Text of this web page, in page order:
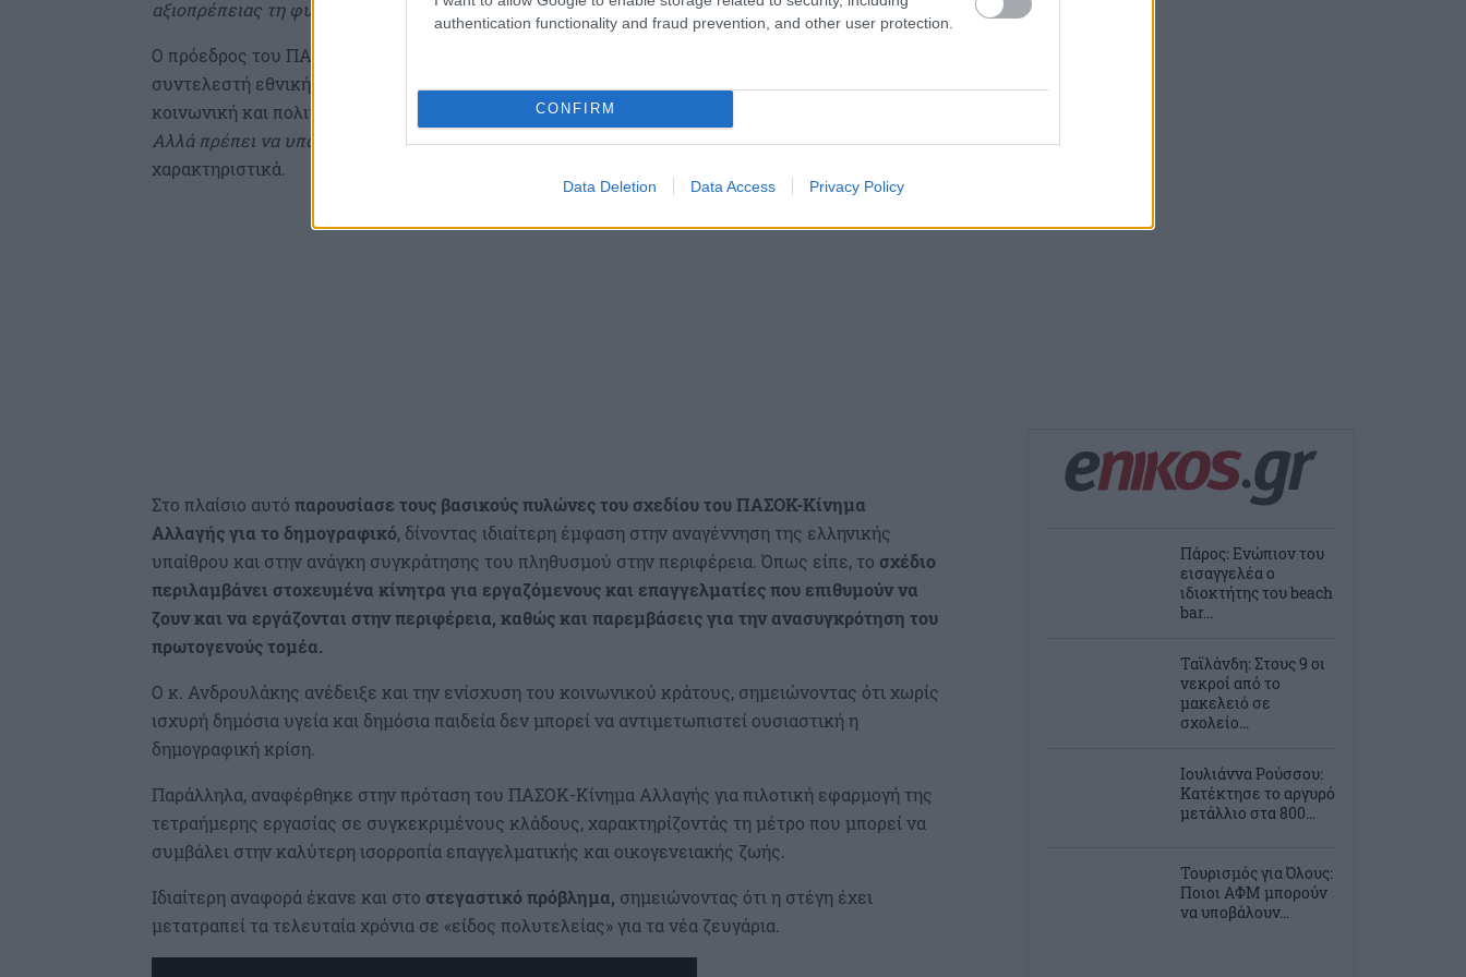
authentication functionality and fraud prevention, and other user protection.
CONFIRM
Data Deletion Data Access Privacy Policy
αξιοπρέπειας τη φυγή στο εξωτερικό», σημείωσε ο ίδιος.
Ο πρόεδρος του ΠΑΣΟΚ – Κινήματος Αλλαγής χαρακτήρισε το δημογραφικό «βασικό
συντελεστή εθνικής ισχύος», υπογραμμίζοντας ότι συνδέεται άμεσα με την παραγωγική,
κοινωνική και πολιτισμική αναγέννηση της χώρας. «Καλά είναι τα εξοπλιστικά και οι υποδομές.
Αλλά πρέπει να υπάρχουν άνθρωποι, νέοι και παραγωγικές ηλικίες στη χώρα», ανάφερε
χαρακτηριστικά.
Στο πλαίσιο αυτό παρουσίασε τους βασικούς πυλώνες του σχεδίου του ΠΑΣΟΚ-Κίνημα
Αλλαγής για το δημογραφικό, δίνοντας ιδιαίτερη έμφαση στην αναγέννηση της ελληνικής
υπαίθρου και στην ανάγκη συγκράτησης του πληθυσμού στην περιφέρεια. Όπως είπε, το σχέδιο
περιλαμβάνει στοχευμένα κίνητρα για εργαζόμενους και επαγγελματίες που επιθυμούν να
ζουν και να εργάζονται στην περιφέρεια, καθώς και παρεμβάσεις για την ανασυγκρότηση του
πρωτογενούς τομέα.
Ο κ. Ανδρουλάκης ανέδειξε και την ενίσχυση του κοινωνικού κράτους, σημειώνοντας ότι χωρίς
ισχυρή δημόσια υγεία και δημόσια παιδεία δεν μπορεί να αντιμετωπιστεί ουσιαστική η
δημογραφική κρίση.
Παράλληλα, αναφέρθηκε στην πρόταση του ΠΑΣΟΚ-Κίνημα Αλλαγής για πιλοτική εφαρμογή της
τετραήμερης εργασίας σε συγκεκριμένους κλάδους, χαρακτηρίζοντάς τη μέτρο που μπορεί να
συμβάλει στην καλύτερη ισορροπία επαγγελματικής και οικογενειακής ζωής.
Ιδιαίτερη αναφορά έκανε και στο στεγαστικό πρόβλημα, σημειώνοντας ότι η στέγη έχει
μετατραπεί τα τελευταία χρόνια σε «είδος πολυτελείας» για τα νέα ζευγάρια.
Πάρος: Ενώπιον του
εισαγγελέα ο
ιδιοκτήτης του beach
bar...
Ταϊλάνδη: Στους 9 οι
νεκροί από το
μακελειό σε
σχολείο...
Ιουλιάννα Ρούσσου:
Κατέκτησε το αργυρό
μετάλλιο στα 800...
Τουρισμός για Όλους:
Ποιοι ΑΦΜ μπορούν
να υποβάλουν...